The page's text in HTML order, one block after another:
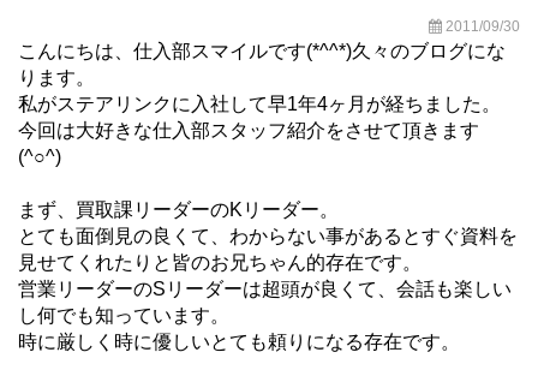
2011/09/30
こんにちは、仕入部スマイルです(*^^*)久々のブログにな
ります。
私がステアリンクに入社して早1年4ヶ月が経ちました。
今回は大好きな仕入部スタッフ紹介をさせて頂きます
(^○^)
まず、買取課リーダーのKリーダー。
とても面倒見の良くて、わからない事があるとすぐ資料を
見せてくれたりと皆のお兄ちゃん的存在です。
営業リーダーのSリーダーは超頭が良くて、会話も楽しい
し何でも知っています。
時に厳しく時に優しいとても頼りになる存在です。